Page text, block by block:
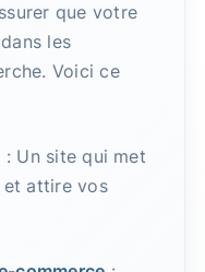
que votre
les
Voici ce
: Un site qui met
attire vos